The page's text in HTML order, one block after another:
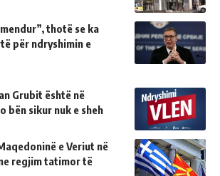
thotë se ka
për ndryshimin e
Grubit është në
bën sikur nuk e sheh
e Veriut në
regjim tatimor të